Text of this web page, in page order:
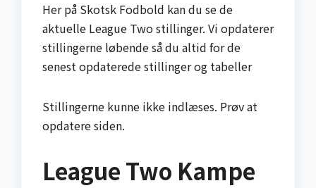
Her på Skotsk Fodbold kan du se de
aktuelle League Two stillinger. Vi opdaterer
stillingerne løbende så du altid for de
senest opdaterede stillinger og tabeller
Stillingerne kunne ikke indlæses. Prøv at
opdatere siden.
League Two Kampe